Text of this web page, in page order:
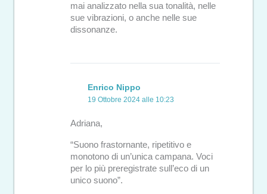
mai analizzato nella sua tonalità, nelle
sue vibrazioni, o anche nelle sue
dissonanze.
Enrico Nippo
19 Ottobre 2024 alle 10:23
Adriana,
“Suono frastornante, ripetitivo e
monotono di un’unica campana. Voci
per lo più preregistrate sull’eco di un
unico suono”.